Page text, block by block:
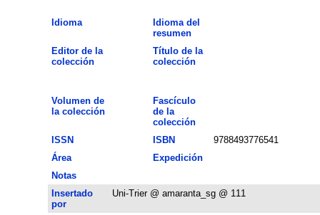
Idioma
Idioma del
resumen
Editor de la
colección
Título de la
colección
Volumen de
la colección
Fascículo
de la
colección
ISSN
ISBN
9788493776541
Área
Expedición
Notas
Insertado
por
Uni-Trier @ amaranta_sg @ 111